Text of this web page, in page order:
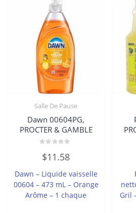
Salle De Pause
Dawn 00604PG,
PROCTER & GAMBLE
0
sur
$11.58
Dawn – Liquide vaisselle
00604 – 473 mL – Orange
Arôme – 1 chaque
Gril